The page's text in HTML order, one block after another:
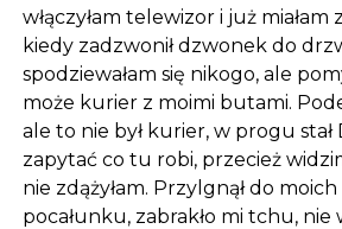
włączyłam telewizor i już miałam
kiedy zadzwonił dzwonek do
spodziewałam się nikogo, ale
może kurier z moimi butami.
ale to nie był kurier, w progu stał
zapytać co tu robi, przecież
nie zdążyłam. Przylgnął do
pocałunku, zabrakło mi tchu, nie